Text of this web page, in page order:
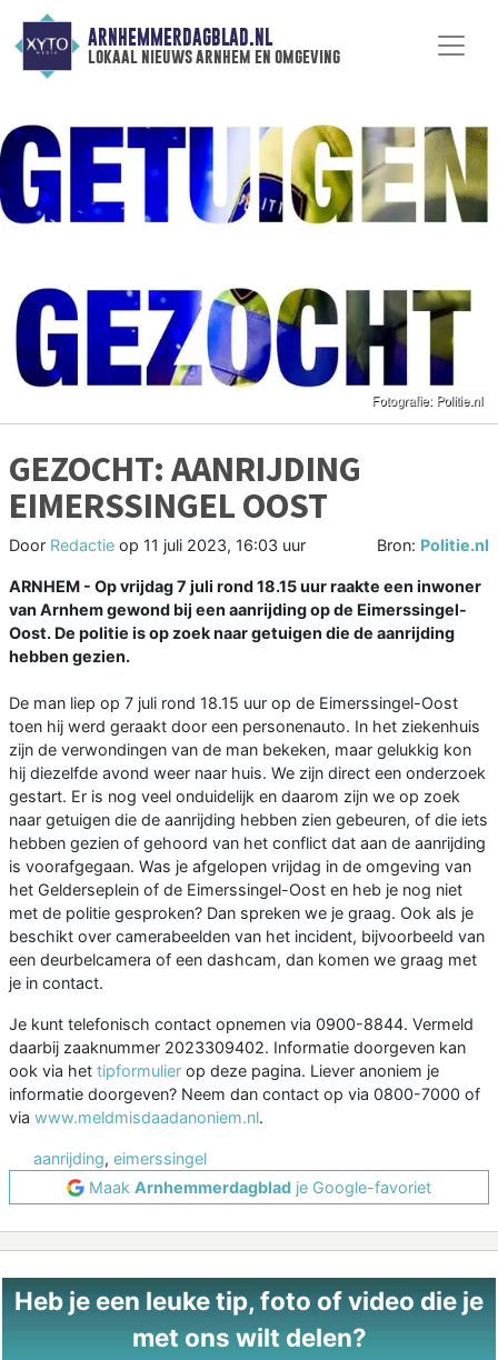
ARNHEMMERDAGBLAD.NL
lokaal nieuws arnhem en omgeving
GEZOCHT: AANRIJDING
EIMERSSINGEL OOST
Door Redactie op 11 juli 2023, 16:03 uur Bron: Politie.nl
ARNHEM - Op vrijdag 7 juli rond 18.15 uur raakte een inwoner
van Arnhem gewond bij een aanrijding op de Eimerssingel-
Oost. De politie is op zoek naar getuigen die de aanrijding
hebben gezien.
De man liep op 7 juli rond 18.15 uur op de Eimerssingel-Oost
toen hij werd geraakt door een personenauto. In het ziekenhuis
zijn de verwondingen van de man bekeken, maar gelukkig kon
hij diezelfde avond weer naar huis. We zijn direct een onderzoek
gestart. Er is nog veel onduidelijk en daarom zijn we op zoek
naar getuigen die de aanrijding hebben zien gebeuren, of die iets
hebben gezien of gehoord van het conflict dat aan de aanrijding
is voorafgegaan. Was je afgelopen vrijdag in de omgeving van
het Gelderseplein of de Eimerssingel-Oost en heb je nog niet
met de politie gesproken? Dan spreken we je graag. Ook als je
beschikt over camerabeelden van het incident, bijvoorbeeld van
een deurbelcamera of een dashcam, dan komen we graag met
je in contact.
Je kunt telefonisch contact opnemen via 0900-8844. Vermeld
daarbij zaaknummer 2023309402. Informatie doorgeven kan
ook via het tipformulier op deze pagina. Liever anoniem je
informatie doorgeven? Neem dan contact op via 0800-7000 of
via www.meldmisdaadanoniem.nl.
aanrijding, eimerssingel
Maak Arnhemmerdagblad je Google-favoriet
Heb je een leuke tip, foto of video die je
met ons wilt delen?